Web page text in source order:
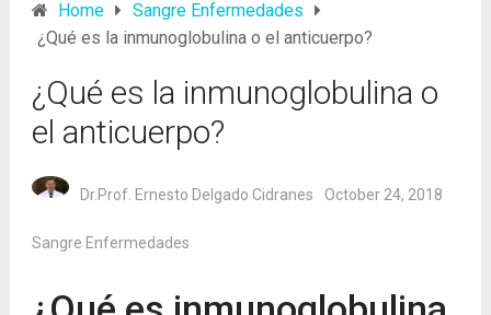
Home
Sangre Enfermedades
¿Qué es la inmunoglobulina o el anticuerpo?
¿Qué es la inmunoglobulina o
el anticuerpo?
Dr.Prof. Ernesto Delgado Cidranes October 24, 2018
Sangre Enfermedades